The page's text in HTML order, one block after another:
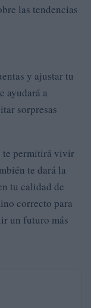
las tendencias
y ajustar tu
ayudará a
sorpresas
te permitirá vivir
te dará la
tu calidad de
correcto para
un futuro más